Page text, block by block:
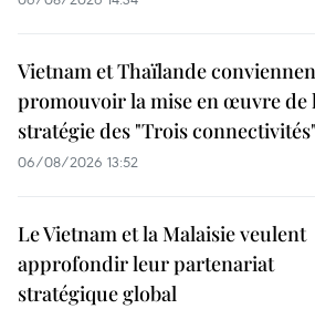
Vietnam et Thaïlande
promouvoir la mise en œuvre de
stratégie des "Trois connectivités"
06/08/2026 13:52
Le Vietnam et la Malaisie veulent
approfondir leur partenariat
stratégique global